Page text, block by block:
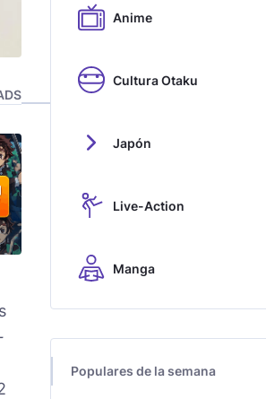
Anime
Cultura Otaku
Japón
Live-Action
Manga
Populares de la semana